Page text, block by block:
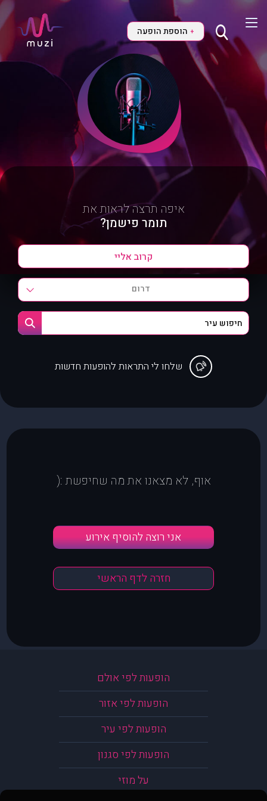
+ הוספת הופעה
איפה תרצה לראות את
תומר פישמן?
דרום
שלחו לי התראות להופעות חדשות
אוף, לא מצאנו את מה שחיפשת :(
אני רוצה להוסיף אירוע
חזרה לדף הראשי
הופעות לפי אולם
הופעות לפי אזור
הופעות לפי עיר
הופעות לפי סגנון
על מוזי